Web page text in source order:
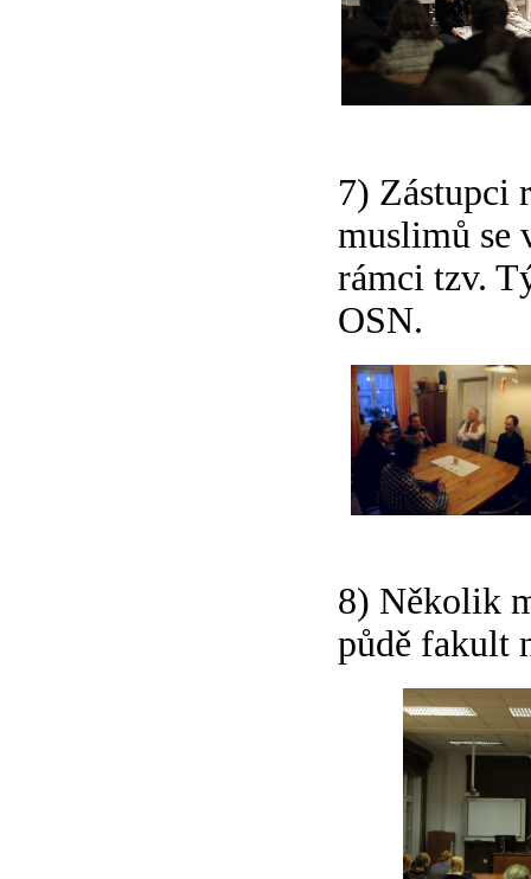
7) Zástupci
muslimů se
rámci tzv.
OSN.
8) Několik
půdě fakult